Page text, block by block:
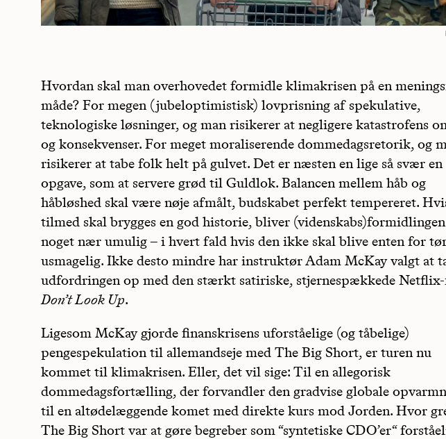
Hvordan skal man overhovedet formidle klimakrisen på en
måde? For megen (jubeloptimistisk) lovprisning af spekulative,
teknologiske løsninger, og man risikerer at negligere katastrofens
og konsekvenser. For meget moraliserende dommedagsretorik, og
risikerer at tabe folk helt på gulvet. Det er næsten en lige så svær en
opgave, som at servere grød til Guldlok. Balancen mellem håb og
håbløshed skal være nøje afmålt, budskabet perfekt tempereret.
tilmed skal brygges en god historie, bliver (videnskabs)formidlingen
noget nær umulig – i hvert fald hvis den ikke skal blive enten for
usmagelig. Ikke desto mindre har instruktør Adam McKay valgt at
udfordringen op med den stærkt satiriske, stjernespækkede
Don’t Look Up.
Ligesom McKay gjorde finanskrisens uforståelige (og tåbelige)
pengespekulation til allemandseje med The Big Short, er turen nu
kommet til klimakrisen. Eller, det vil sige: Til en allegorisk
dommedagsfortælling, der forvandler den gradvise globale
til en altødelæggende komet med direkte kurs mod Jorden. Hvor
The Big Short var at gøre begreber som “syntetiske CDO’er“